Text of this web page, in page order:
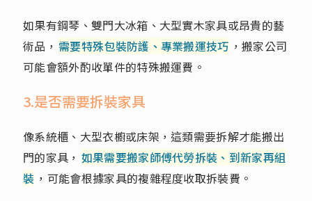
如果有鋼琴、雙門大冰箱、大型實木家具或昂貴的藝
術品， 需要特殊包裝防護、專業搬運技巧 ，搬家公司
可能會額外酌收單件的特殊搬運費。
3.是否需要拆裝家具
像系統櫃、大型衣櫥或床架，這類需要拆解才能搬出
門的家具， 如果需要搬家師傅代勞拆裝、到新家再組
裝 ，可能會根據家具的複雜程度收取拆裝費。